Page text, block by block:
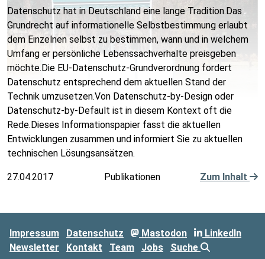
Datenschutz hat in Deutschland eine lange Tradition.Das
Grundrecht auf informationelle Selbstbestimmung erlaubt
dem Einzelnen selbst zu bestimmen, wann und in welchem
Umfang er persönliche Lebenssachverhalte preisgeben
möchte.Die EU-Datenschutz-Grundverordnung fordert
Datenschutz entsprechend dem aktuellen Stand der
Technik umzusetzen.Von Datenschutz-by-Design oder
Datenschutz-by-Default ist in diesem Kontext oft die
Rede.Dieses Informationspapier fasst die aktuellen
Entwicklungen zusammen und informiert Sie zu aktuellen
technischen Lösungsansätzen.
27.04.2017 Publikationen Zum Inhalt
Impressum Datenschutz Mastodon
LinkedIn
Newsletter
Kontakt Team Jobs Suche